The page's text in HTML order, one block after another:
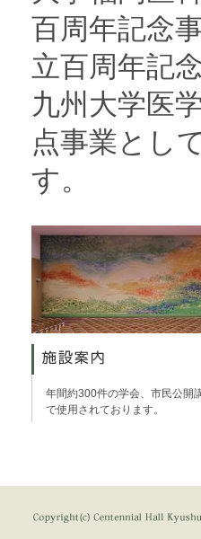
百周年記念
立百周年記
九州大学医
点事業とし
す。
年間約300件の学会、市民公開
で使用されております。